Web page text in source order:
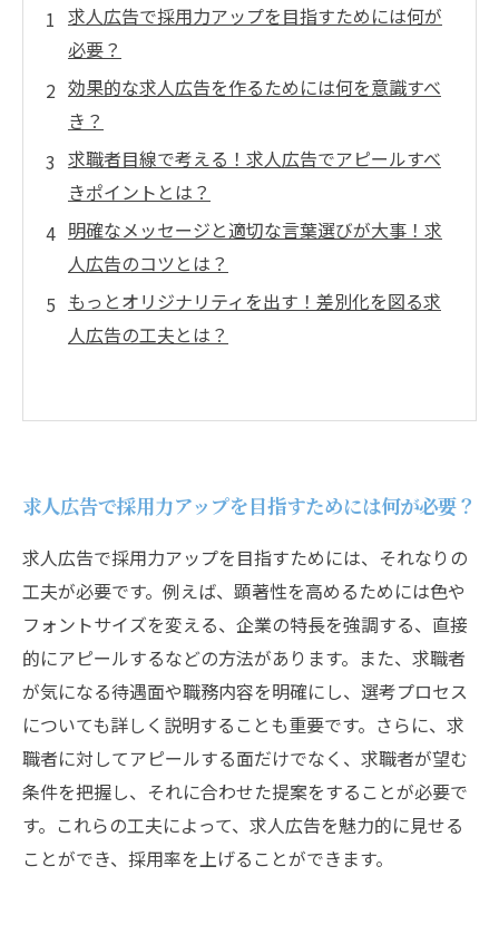
求人広告で採用力アップを目指すためには何が
必要？
効果的な求人広告を作るためには何を意識すべ
き？
求職者目線で考える！求人広告でアピールすべ
きポイントとは？
明確なメッセージと適切な言葉選びが大事！求
人広告のコツとは？
もっとオリジナリティを出す！差別化を図る求
人広告の工夫とは？
求人広告で採用力アップを目指すためには何が必要？
求人広告で採用力アップを目指すためには、それなりの
工夫が必要です。例えば、顕著性を高めるためには色や
フォントサイズを変える、企業の特長を強調する、直接
的にアピールするなどの方法があります。また、求職者
が気になる待遇面や職務内容を明確にし、選考プロセス
についても詳しく説明することも重要です。さらに、求
職者に対してアピールする面だけでなく、求職者が望む
条件を把握し、それに合わせた提案をすることが必要で
す。これらの工夫によって、求人広告を魅力的に見せる
ことができ、採用率を上げることができます。